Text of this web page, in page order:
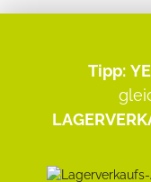
Tipp: